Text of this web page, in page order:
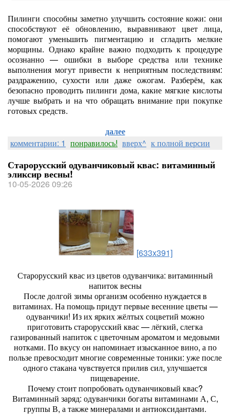
Пилинги способны заметно улучшить состояние кожи: они
способствуют её обновлению, выравнивают цвет лица,
помогают уменьшить пигментацию и сгладить мелкие
морщины. Однако крайне важно подходить к процедуре
осознанно — ошибки в выборе средства или технике
выполнения могут привести к неприятным последствиям:
раздражению, сухости или даже ожогам. Разберём, как
безопасно проводить пилинги дома, какие мягкие кислоты
лучше выбрать и на что обращать внимание при покупке
готовых средств.
далее
комментарии: 1 понравилось! вверх^ к полной версии
Старорусский одуванчиковый квас: витаминный
эликсир весны!
10-05-2026 09:26
[633x391]
Старорусский квас из цветов одуванчика: витаминный
напиток весны
После долгой зимы организм особенно нуждается в
витаминах. На помощь придут первые весенние цветы —
одуванчики! Из их ярких жёлтых соцветий можно
приготовить старорусский квас — лёгкий, слегка
газированный напиток с цветочным ароматом и медовыми
нотками. По вкусу он напоминает изысканное вино, а по
пользе превосходит многие современные тоники: уже после
одного стакана чувствуется прилив сил, улучшается
пищеварение.
Почему стоит попробовать одуванчиковый квас?
Витаминный заряд: одуванчики богаты витаминами А, С,
группы В, а также минералами и антиоксидантами.